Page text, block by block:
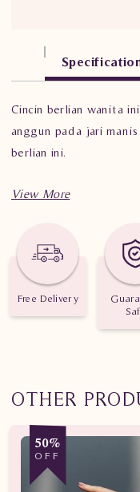
Cincin berlian wanita
anggun pada jari
berlian ini.
Berat: 3.060 gram
Jumlah berlian: 37 buah
Free Delivery
OTHER
50%
OFF